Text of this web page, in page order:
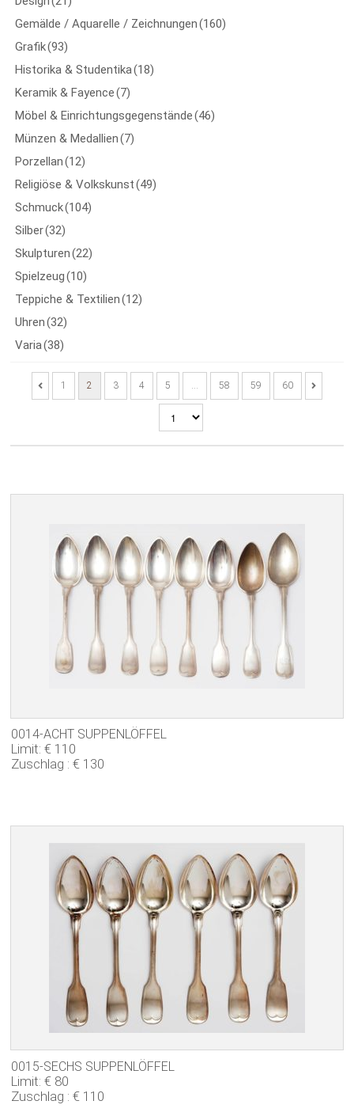
1 2 3 4 5 58 59 60
0014-ACHT SUPPENLÖFFEL
Limit: € 110
Zuschlag : € 130
0015-SECHS SUPPENLÖFFEL
Limit: € 80
Zuschlag : € 110
Gemälde / Aquarelle / Zeichnungen(160)
Grafik(93)
Historika & Studentika(18)
Keramik & Fayence(7)
Möbel & Einrichtungsgegenstände(46)
Münzen & Medallien(7)
Porzellan(12)
Religiöse & Volkskunst(49)
Schmuck(104)
Silber(32)
Skulpturen(22)
Spielzeug(10)
Teppiche & Textilien(12)
Uhren(32)
Varia(38)